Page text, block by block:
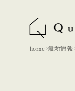
home 最新情報